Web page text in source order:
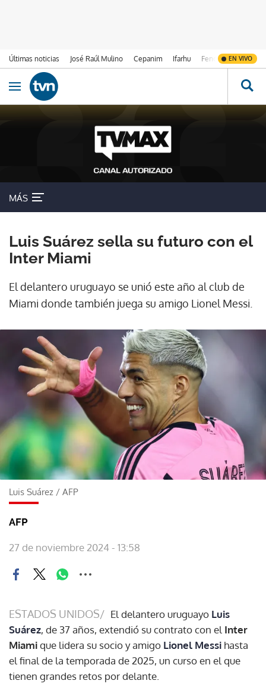
Últimas noticias José Raúl Mulino Cepanim Ifarhu Fenómeno de El
EN VIVO
Ir al contenido
Obrir navegació
MÁS
Luis Suárez sella su futuro con el
Inter Miami
El delantero uruguayo se unió este año al club de
Miami donde también juega su amigo Lionel Messi.
Luis Suárez / AFP
AFP
27 de noviembre 2024 - 13:58
ESTADOS UNIDOS/ El delantero uruguayo Luis
Suárez, de 37 años, extendió su contrato con el Inter
Miamique lidera su socio y amigo Lionel Messi hasta
el final de la temporada de 2025, un curso en el que
tienen grandes retos por delante.